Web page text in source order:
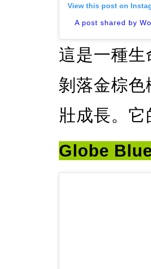
View this post on
A post shared by
這是一種
剝落金棕
壯成長。
Globe